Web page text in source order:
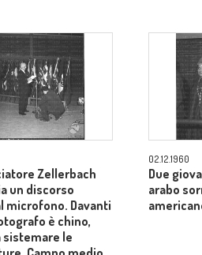
Zellerbach
un discorso
microfono. Davanti
è chino,
sistemare le
02.12.1960
Due
arabo